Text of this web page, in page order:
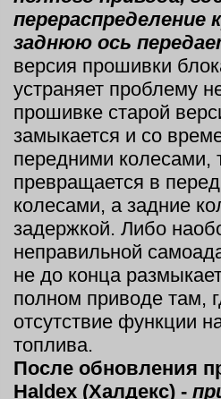
заднюю ось
версия прошивки
устраняет проблему
прошивке старой
замыкается и со
передними
превращается в
колесами, а задние
задержкой. Либо
неправильной
не до конца
полном приводе там,
отсутствие функции
топлива.
После обновления
Haldex (Халдекс) -